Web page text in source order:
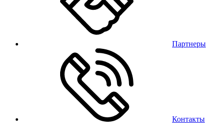
Партнеры
Контакты